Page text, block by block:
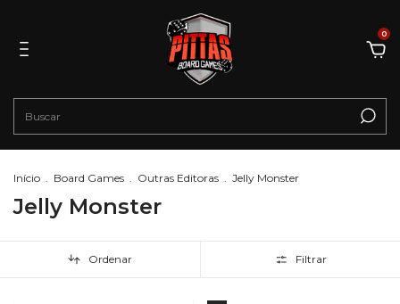
0
Início . Board Games . Outras Editoras . Jelly Monster
Jelly Monster
Ordenar Filtrar